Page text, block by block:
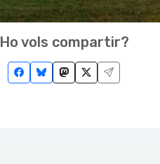
Ho vols compartir?